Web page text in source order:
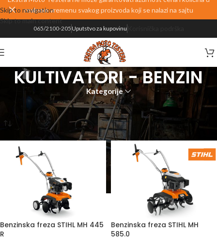
Skip to navigation
Skip to main content
realnom vremenu svakog proizvoda koji se nalazi na sajtu
065/2100-205Uputstvo za kupovinu
KULTIVATORI - BENZIN
Kategorije
Početna PROIZVODI ŠUMA I BAŠTA BENZINSKI PROGRAM
KULTIVATORI - BENZIN
Benzinska freza STIHL MH 445
R
Benzinska freza STIHL MH
585.0